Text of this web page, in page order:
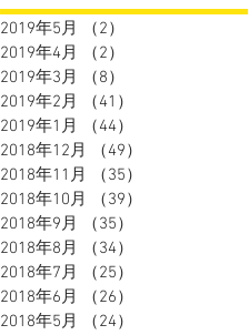
2019年5月 （2）
2019年4月
（2）
2019年3月
（8）
2019年2月
（41）
2019年1月
（44）
2018年12月
（49）
2018年11月
（35）
2018年10月
（39）
2018年9月
（35）
2018年8月
（34）
2018年7月
（25）
2018年6月
（26）
2018年5月
（24）